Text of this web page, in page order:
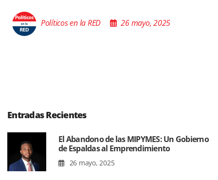
Políticos en la RED 26 mayo, 2025
Entradas Recientes
El Abandono de las MIPYMES: Un Gobierno
de Espaldas al Emprendimiento
26 mayo, 2025